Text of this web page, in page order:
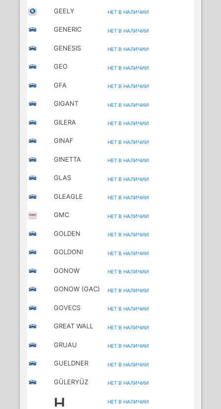
GEELY НЕТ В НАЛИЧИИ
GENERIC
НЕТ В НАЛИЧИИ
GENESIS НЕТ В НАЛИЧИИ
GEO НЕТ В НАЛИЧИИ
GFA НЕТ В НАЛИЧИИ
GIGANT НЕТ В НАЛИЧИИ
GILERA
НЕТ В НАЛИЧИИ
GINAF НЕТ В НАЛИЧИИ
GINETTA НЕТ В НАЛИЧИИ
GLAS НЕТ В НАЛИЧИИ
GLEAGLE НЕТ В НАЛИЧИИ
GMC НЕТ В НАЛИЧИИ
GOLDEN
НЕТ В НАЛИЧИИ
GOLDONI НЕТ В НАЛИЧИИ
GONOW НЕТ В НАЛИЧИИ
GONOW (GAC) НЕТ В НАЛИЧИИ
GOVECS
НЕТ В НАЛИЧИИ
GREAT WALL НЕТ В НАЛИЧИИ
GRUAU НЕТ В НАЛИЧИИ
GUELDNER НЕТ В НАЛИЧИИ
GÜLERYÜZ НЕТ В НАЛИЧИИ
H НЕТ В НАЛИЧИИ